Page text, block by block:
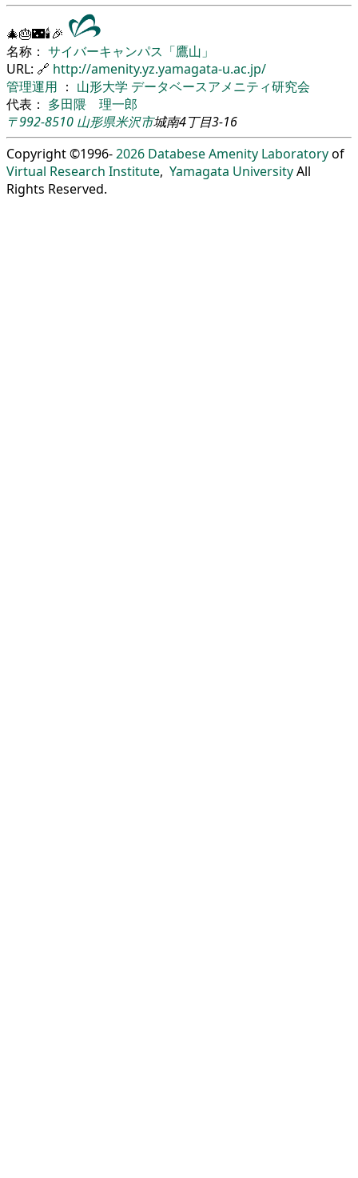
🎄🎂🌃🕯🎉
名称： サイバーキャンパス「鷹山」
URL: 🔗 http://amenity.yz.yamagata-u.ac.jp/
管理運用 ： 山形大学 データベースアメニティ研究会
代表： 多田隈 理一郎
〒992-8510 山形県米沢市城南4丁目3-16
Copyright ©1996-2026 Databese Amenity Laboratoryof
Virtual Research Institute, Yamagata UniversityAll
Rights Reserved.